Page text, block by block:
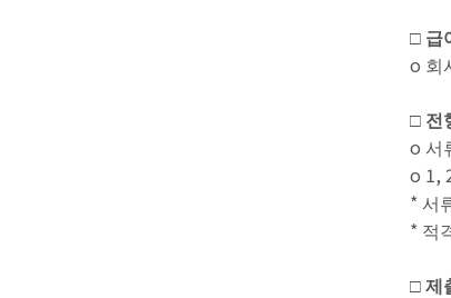
□ 급
o 회
□ 전
o 서
o 1,
* 서
* 적
□ 제